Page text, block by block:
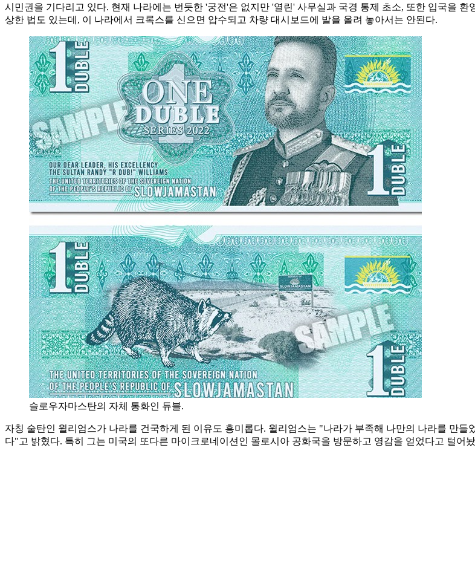
시민권을 기다리고 있다. 현재 나라에는 번듯한 '궁전'은 없지만 '열린' 사무실과 국경 통제 초소, 또한 입국을
상한 법도 있는데, 이 나라에서 크록스를 신으면 압수되고 차량 대시보드에 발을 올려 놓아서는 안된다.
슬로우자마스탄의 자체 통화인 듀블.
자칭 술탄인 윌리엄스가 나라를 건국하게 된 이유도 흥미롭다. 윌리엄스는 "나라가 부족해 나만의 나라를 만
다"고 밝혔다. 특히 그는 미국의 또다른 마이크로네이션인 몰로시아 공화국을 방문하고 영감을 얻었다고 털어